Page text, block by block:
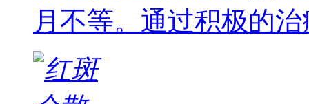
月不等。通过积极的